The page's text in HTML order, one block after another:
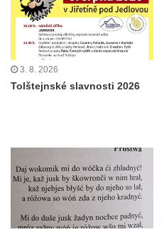
3. 8. 2026
Tolštejnské slavnosti 2026